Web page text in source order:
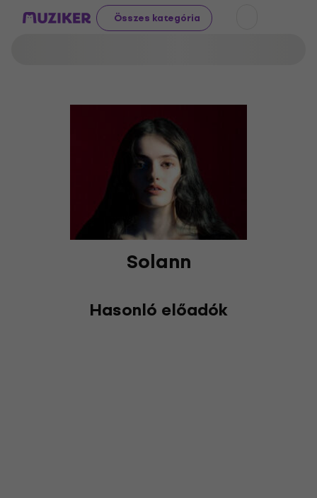
Összes kategória
Solann
Hasonló előadók